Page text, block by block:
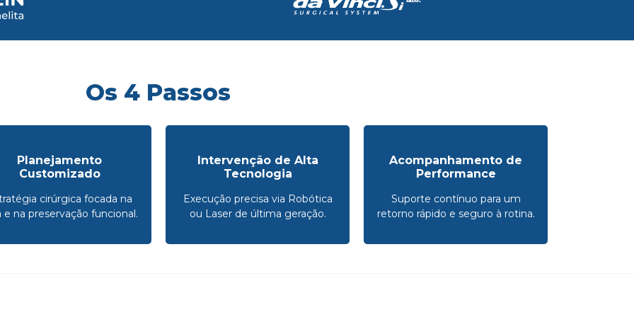
Os 4 Passos
Planejamento
Customizado
cirúrgica focada na
e na preservação funcional.
Intervenção de Alta
Tecnologia
Execução precisa via Robótica
ou Laser de última geração.
Acompanhamento de
Performance
Suporte contínuo para um
retorno rápido e seguro à rotina.